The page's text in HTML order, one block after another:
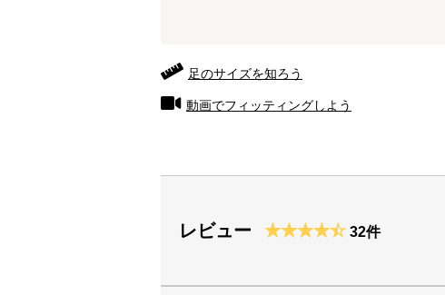
足のサイズを知ろう
動画でフィッティングしよう
レビュー 32件